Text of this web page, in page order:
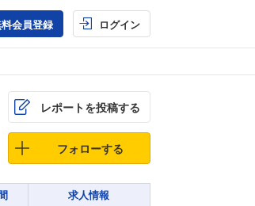
会員登録 ログイン
レポートを投稿する
フォローする
求人情報